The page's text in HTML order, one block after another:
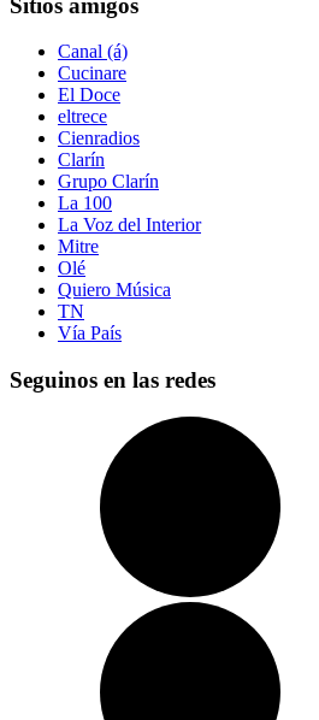
Canal (á)
Cucinare
El Doce
eltrece
Cienradios
Clarín
Grupo Clarín
La 100
La Voz del Interior
Mitre
Olé
Quiero Música
TN
Vía País
Seguinos en las redes